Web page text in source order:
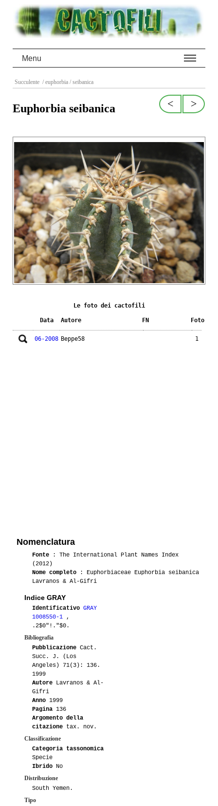
Menu
Succulente / euphorbia / seibanica
>
<
Euphorbia seibanica
Le foto dei cactofili
Data Autore FN Foto
06-2008 Beppe58 1
Nomenclatura
Fonte : The International Plant Names Index
(2012)
Nome completo : Euphorbiaceae Euphorbia seibanica
Lavranos & Al-Gifri
Indice GRAY
Identificativo GRAY
1008550-1 ,
.2$0"!."$0.
Bibliografia
Pubblicazione Cact.
Succ. J. (Los
Angeles) 71(3): 136.
1999
Autore Lavranos & Al-
Gifri
Anno 1999
Pagina 136
Argomento della
citazione tax. nov.
Classificazione
Categoria tassonomica
Specie
Ibrido No
Distribuzione
South Yemen.
Tipo